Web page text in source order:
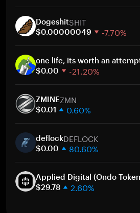
30 días
Capitalización de mercado
DogeshitSHIT
$0.00000049 -7.70%
30 días
Capitalización de mercado
one life, its worth an
$0.00 -21.20%
30 días
Capitalización de mercado
ZMINEZMN
$0.01 0.60%
30 días
Capitalización de mercado
deflockDEFLOCK
$0.00 80.60%
30 días
Capitalización de mercado
Applied Digital (Ondo
$29.78 2.60%